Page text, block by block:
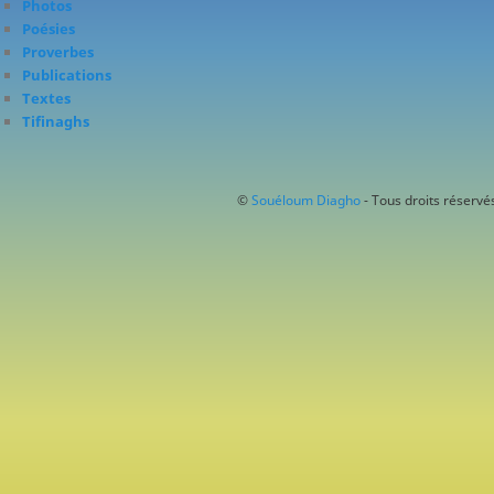
Photos
Poésies
Proverbes
Publications
Textes
Tifinaghs
© Souéloum Diagho- Tous droits